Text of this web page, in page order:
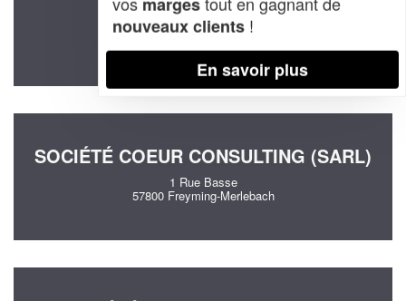
CONSULTING (SAS)
2 Rue Des Troenes
54119 Domgermain
SOCIÉTÉ COEUR CONSULTING (SARL)
1 Rue Basse
57800 Freyming-Merlebach
nouveaux clients !
En savoir plus